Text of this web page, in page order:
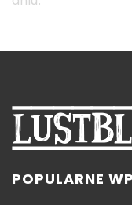
POPULARNE